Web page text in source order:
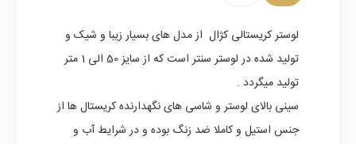
لوستر کریستالی کژال از مدل های بسیار زیبا و شیک و
تولید شده در لوستر سنتر است که از سایز 50 الی 1 متر
تولید میگردد .
سینی بالای لوسترو شاسی های نگهدارنده کریستال ها از
جنس استیل و کاملا ضد زنگ بوده و در شرایط آب و